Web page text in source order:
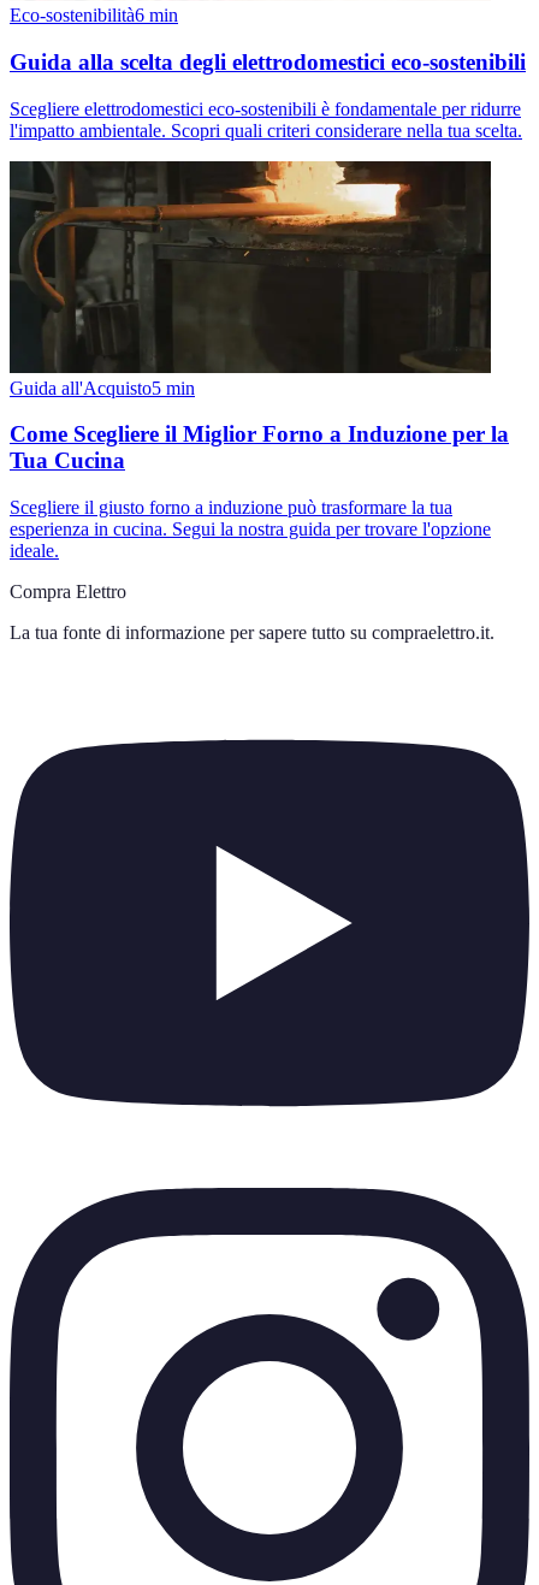
Eco-sostenibilità6 min
Guida alla scelta degli elettrodomestici eco-sostenibili
Scegliere elettrodomestici eco-sostenibili è fondamentale per ridurre
l'impatto ambientale. Scopri quali criteri considerare nella tua scelta.
Guida all'Acquisto5 min
Come Scegliere il Miglior Forno a Induzione per la
Tua Cucina
Scegliere il giusto forno a induzione può trasformare la tua
esperienza in cucina. Segui la nostra guida per trovare l'opzione
ideale.
Compra Elettro
La tua fonte di informazione per sapere tutto su compraelettro.it.